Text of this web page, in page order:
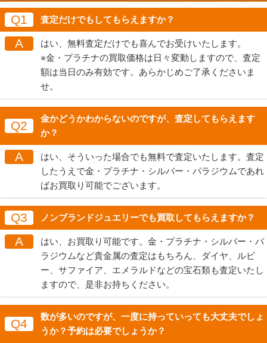
Q1 査定だけでもしてもらえますか？
A
はい、無料査定だけでも喜んでお受けいたします。
※金・プラチナの買取価格は日々変動しますので、査定
額は当日のみ有効です。あらかじめご了承くださいま
せ。
Q2
金かどうかわからないのですが、査定してもらえます
か？
A
はい、そういった場合でも無料で査定いたします。査定
したうえで金・プラチナ・シルバー・パラジウムであれ
ばお買取り可能でございます。
Q3 ノンブランドジュエリーでも買取してもらえますか？
A
はい、お買取り可能です。金・プラチナ・シルバー・パ
ラジウムなど貴金属の査定はもちろん、ダイヤ、ルビ
ー、サファイア、エメラルドなどの宝石類も査定いたし
ますので、是非お持ちください。
Q4
数が多いのですが、一度に持っていっても大丈夫でしょ
うか？予約は必要でしょうか？